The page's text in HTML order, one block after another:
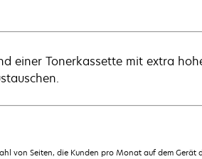
einer Tonerkassette mit extra
von Seiten, die Kunden pro Monat auf dem Gerät